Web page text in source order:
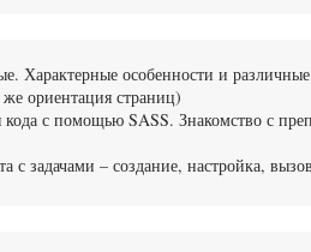
Характерные особенности и
ориентация страниц)
с помощью SASS. Знакомство с
задачами – создание, настройка,